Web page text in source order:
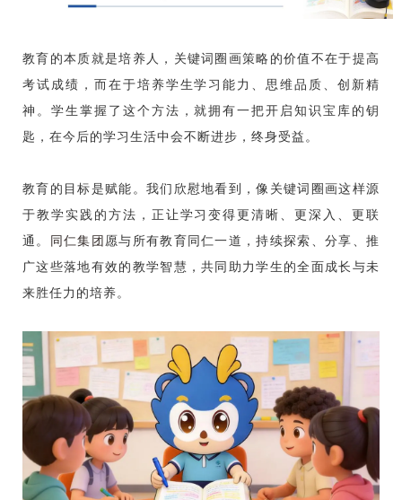
教育的本质就是培养人，关键词圈画策略的价值不在于提高
考试成绩，而在于培养学生学习能力、思维品质、创新精
神。学生掌握了这个方法，就拥有一把开启知识宝库的钥
匙，在今后的学习生活中会不断进步，终身受益。
教育的目标是赋能。我们欣慰地看到，像关键词圈画这样源
于教学实践的方法，正让学习变得更清晰、更深入、更联
通。 同仁集团愿与所有教育同仁一道，持续探索、分享、推
广这些落地有效的教学智慧，共同助力学生的全面成长与未
来胜任力的培养。